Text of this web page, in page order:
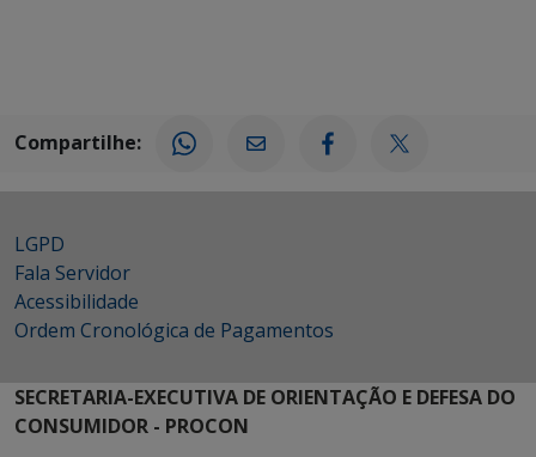
Compartilhe:
LGPD
Fala Servidor
Acessibilidade
Ordem Cronológica de Pagamentos
SECRETARIA-EXECUTIVA DE ORIENTAÇÃO E DEFESA DO
CONSUMIDOR - PROCON